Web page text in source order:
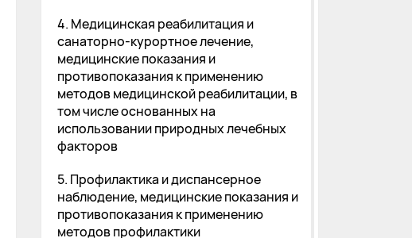
4. Медицинская реабилитация и
санаторно-курортное лечение,
медицинские показания и
противопоказания к применению
методов медицинской реабилитации, в
том числе основанных на
использовании природных лечебных
факторов
5. Профилактика и диспансерное
наблюдение, медицинские показания и
противопоказания к применению
методов профилактики